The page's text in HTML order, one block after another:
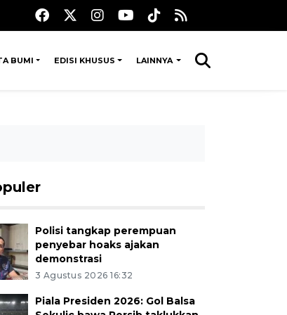
BUMI EDISI KHUSUS LAINNYA
Polisi tangkap perempuan
penyebar hoaks ajakan
demonstrasi
3 Agustus 2026 16:32
Piala Presiden 2026: Gol Balsa